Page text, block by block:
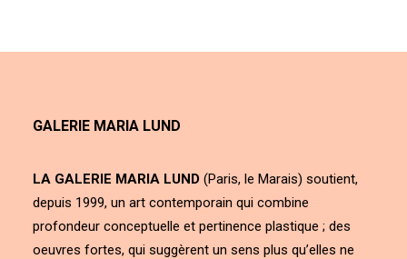
GALERIE MARIA LUND
LA GALERIE MARIA LUND (Paris, le Marais) soutient,
depuis 1999, un art contemporain qui combine
profondeur conceptuelle et pertinence plastique ; des
oeuvres fortes, qui suggèrent un sens plus qu’elles ne